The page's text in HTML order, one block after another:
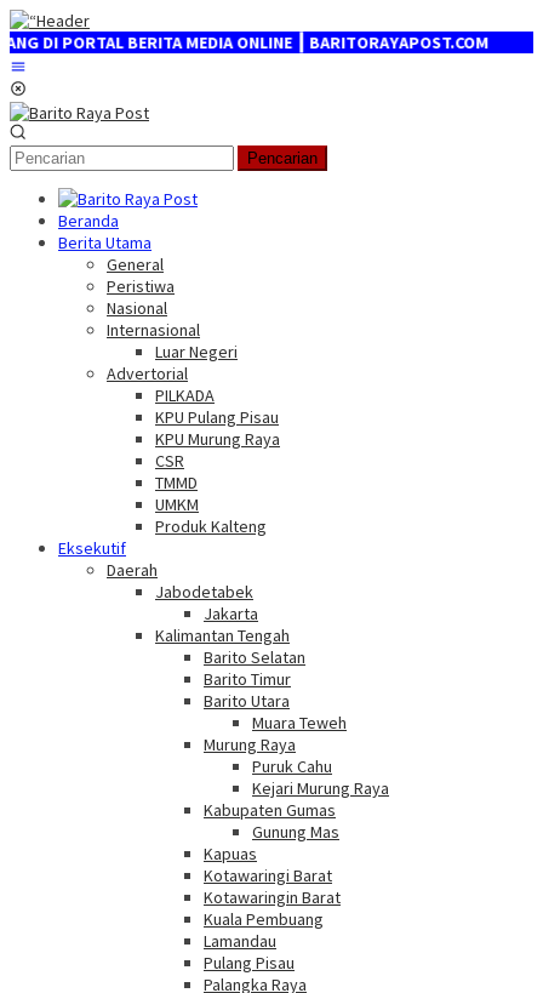
Loncat
ke
konten
PORTAL BERITA MEDIA ONLINE ┃ BARITORAYAPOST.COM
Pencarian
Beranda
Berita Utama
General
Peristiwa
Nasional
Internasional
Luar Negeri
Advertorial
PILKADA
KPU Pulang Pisau
KPU Murung Raya
CSR
TMMD
UMKM
Produk Kalteng
Eksekutif
Daerah
Jabodetabek
Jakarta
Kalimantan Tengah
Barito Selatan
Barito Timur
Barito Utara
Muara Teweh
Murung Raya
Puruk Cahu
Kejari Murung Raya
Kabupaten Gumas
Gunung Mas
Kapuas
Kotawaringi Barat
Kotawaringin Barat
Kuala Pembuang
Lamandau
Pulang Pisau
Palangka Raya